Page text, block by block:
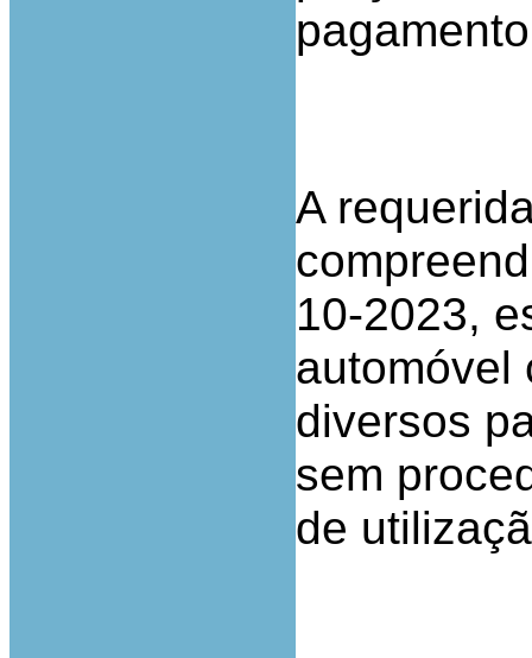
A
10-2023,
automóvel
diversos
sem
de